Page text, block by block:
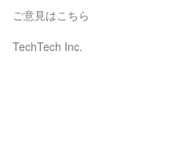
ご意見はこちら
TechTech Inc.